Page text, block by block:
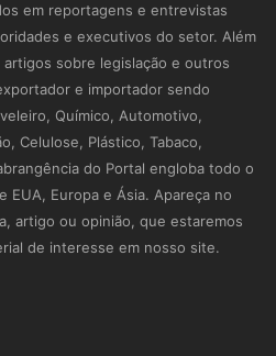
em reportagens e entrevistas
e executivos do setor. Além
sobre legislação e outros
e importador sendo
Químico, Automotivo,
Celulose, Plástico, Tabaco,
do Portal engloba todo o
EUA, Europa e Ásia. Apareça no
artigo ou opinião, que estaremos
de interesse em nosso site.